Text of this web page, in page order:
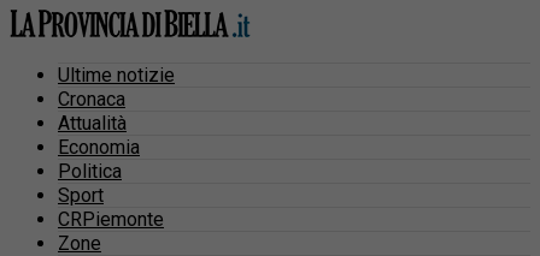
Ultime notizie
Cronaca
Attualità
Economia
Politica
Sport
CRPiemonte
Zone